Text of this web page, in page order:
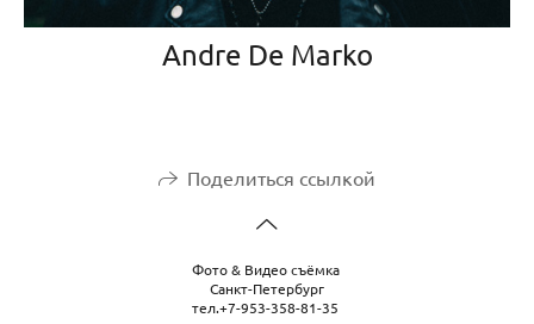
Andre De Marko
Поделиться ссылкой
Фото & Видео съёмка
Санкт-Петербург
тел.+7-953-358-81-35